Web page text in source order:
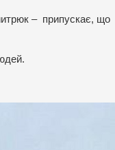
– припускає, що